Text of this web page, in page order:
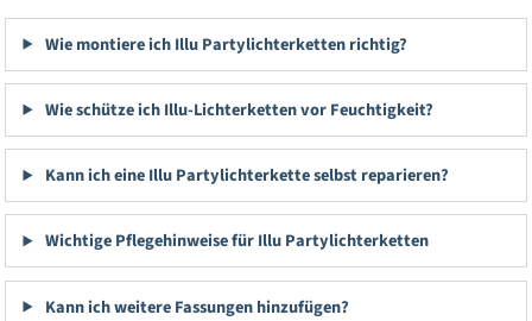
Wie montiere ich Illu Partylichterketten richtig?
Wie schütze ich Illu-Lichterketten vor Feuchtigkeit?
Kann ich eine Illu Partylichterkette selbst reparieren?
Wichtige Pflegehinweise für Illu Partylichterketten
Kann ich weitere Fassungen hinzufügen?